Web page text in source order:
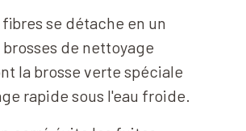
se détache en un
de nettoyage
la brosse verte spéciale
rapide sous l'eau froide.